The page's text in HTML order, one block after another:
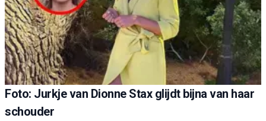
Foto: Jurkje van Dionne Stax glijdt bijna van haar
schouder